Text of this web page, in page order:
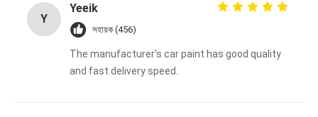
Y
Yeeik
সহায়ক (456)
The manufacturer's car paint has good quality
and fast delivery speed.